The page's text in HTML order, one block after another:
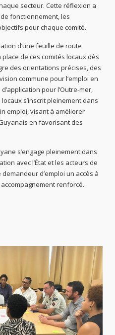
secteur. Cette réflexion a
fonctionnement, les
pour chaque comité.
d’une feuille de route
de ces comités locaux dès
des orientations précises, des
commune pour l’emploi en
pour l’Outre-mer,
s’inscrit pleinement dans
emploi, visant à améliorer
en favorisant des
s’engage pleinement dans
avec l’État et les acteurs de
d’emploi un accès à
renforcé.